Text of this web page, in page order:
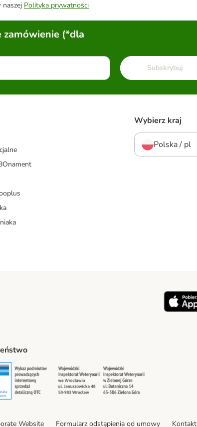
naszej Polityka prywatności
(*dla
Subskrybuj
Wybierz kraj
Polska / pl
Security Security Security
Website Formularz odstąpienia od umowy Kontakt